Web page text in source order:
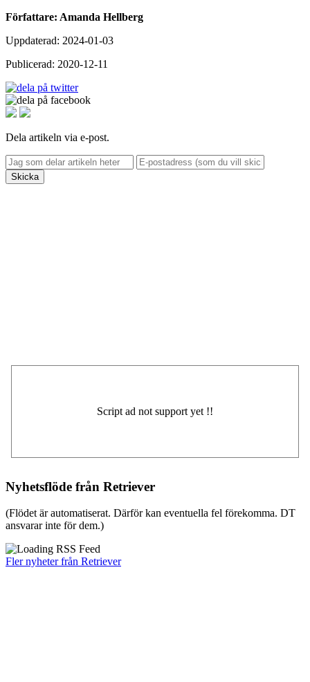
Författare: Amanda Hellberg
Uppdaterad: 2024-01-03
Publicerad: 2020-12-11
Dela artikeln via e-post.
Skicka
Nyhetsflöde från Retriever
(Flödet är automatiserat. Därför kan eventuella fel förekomma. DT
ansvarar inte för dem.)
Fler nyheter från Retriever